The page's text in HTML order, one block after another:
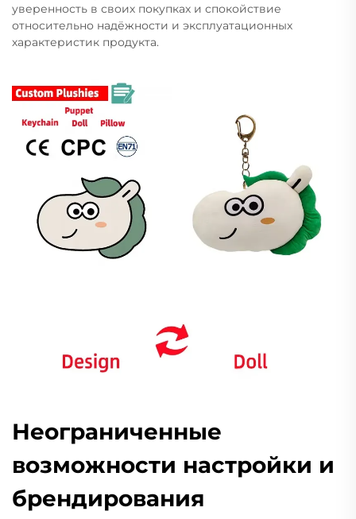
уверенность в своих покупках и спокойствие
относительно надёжности и эксплуатационных
характеристик продукта.
Неограниченные
возможности настройки и
брендирования